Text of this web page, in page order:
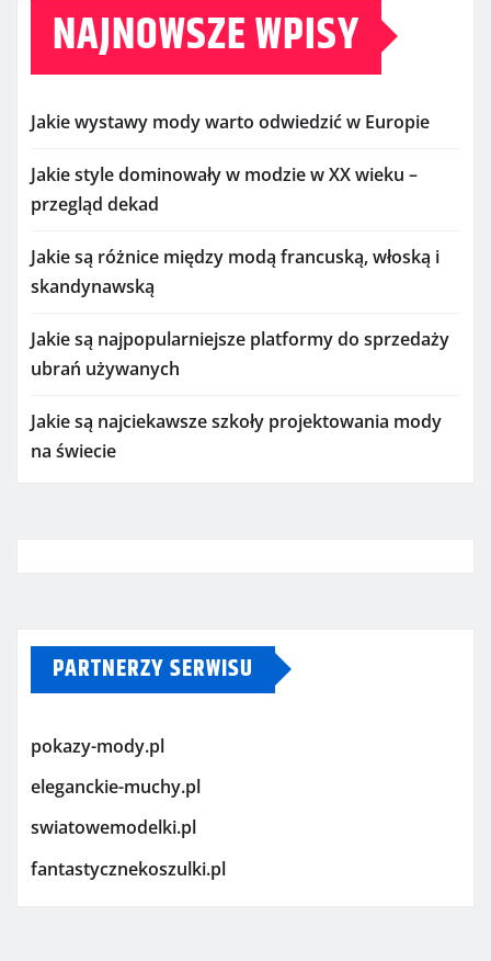
NAJNOWSZE WPISY
Jakie wystawy mody warto odwiedzić w Europie
Jakie style dominowały w modzie w XX wieku –
przegląd dekad
Jakie są różnice między modą francuską, włoską i
skandynawską
Jakie są najpopularniejsze platformy do sprzedaży
ubrań używanych
Jakie są najciekawsze szkoły projektowania mody
na świecie
PARTNERZY SERWISU
pokazy-mody.pl
eleganckie-muchy.pl
swiatowemodelki.pl
fantastycznekoszulki.pl